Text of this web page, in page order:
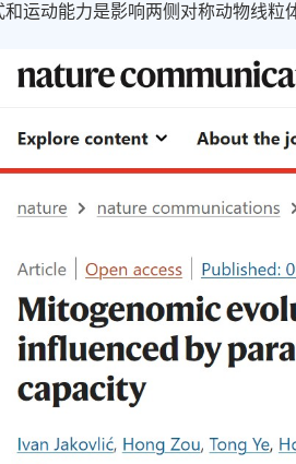
和运动能力是影响两侧对称动物线粒